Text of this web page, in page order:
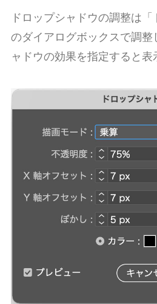
ドロップシャドウの調整は「
のダイアログボックスで調整
ャドウの効果を指定すると表